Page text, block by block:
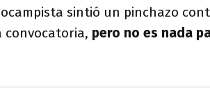
sintió un pinchazo
convocatoria, pero no es nada